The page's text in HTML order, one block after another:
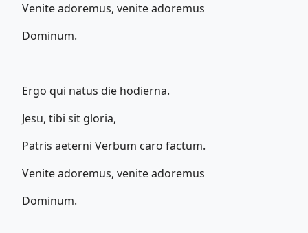
Venite adoremus, venite adoremus
Dominum.
Ergo qui natus die hodierna.
Jesu, tibi sit gloria,
Patris aeterni Verbum caro factum.
Venite adoremus, venite adoremus
Dominum.